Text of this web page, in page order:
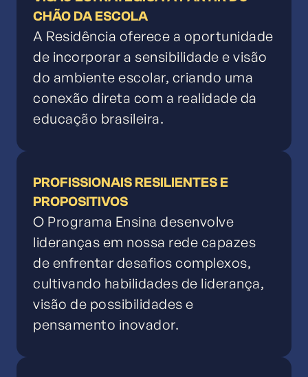
CHÃO DA ESCOLA
A Residência oferece a oportunidade
de incorporar a sensibilidade e visão
do ambiente escolar, criando uma
conexão direta com a realidade da
educação brasileira.
PROFISSIONAIS RESILIENTES E
PROPOSITIVOS
O Programa Ensina desenvolve
lideranças em nossa rede capazes
de enfrentar desafios complexos,
cultivando habilidades de liderança,
visão de possibilidades e
pensamento inovador.